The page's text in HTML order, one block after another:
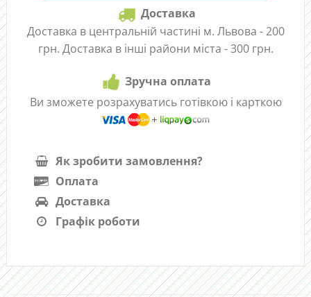
Доставка
Доставка в центральній частині м. Львова - 200
грн. Доставка в інші райони міста - 300 грн.
Зручна оплата
Ви зможете розрахуватись готівкою і карткою
Як зробити замовлення?
Оплата
Доставка
Графік роботи